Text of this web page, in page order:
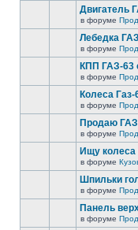
Двигатель
в форуме
Лебедка
в форуме
КПП ГАЗ-63
в форуме
Колеса Газ-
в форуме
Продаю
в форуме
Ищу колеса
в форуме
Шпильки
в форуме
Панель
в форуме